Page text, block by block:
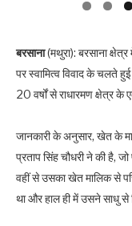
बरसाना(मथुरा): बरसाना
पर स्वामित्व विवाद के चलते
20 वर्षों से राधारमण क्षेत्र के
जानकारी के अनुसार, खेत के
प्रताप सिंह चौधरी ने की है,
वहीं से उसका खेत मालिक से
था और हाल ही में उसने साधु से